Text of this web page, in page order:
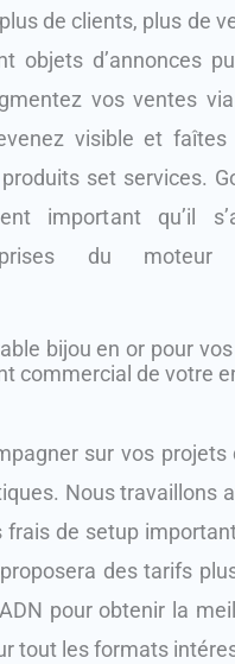
de clients, plus de
objets d’annonces
vos ventes
visible et faîtes
set services.
important qu’il
du moteur
bijou en or pour
commercial de votre
sur vos
Nous
de setup
des tarifs
pour obtenir la
tout les formats